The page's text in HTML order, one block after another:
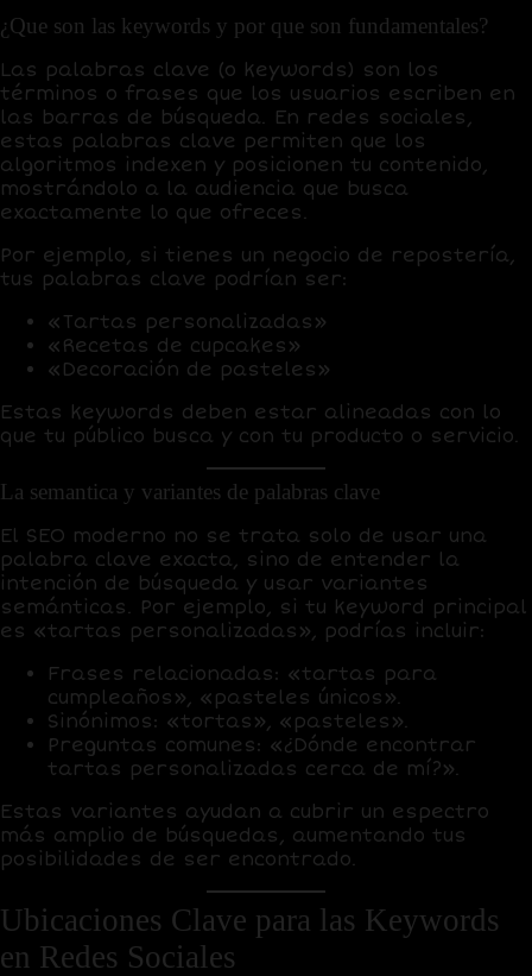
¿Que son las keywords y por que son fundamentales?
Las palabras clave (o keywords) son los
términos o frases que los usuarios escriben en
las barras de búsqueda. En redes sociales,
estas palabras clave permiten que los
algoritmos indexen y posicionen tu contenido,
mostrándolo a la audiencia que busca
exactamente lo que ofreces.
Por ejemplo, si tienes un negocio de repostería,
tus palabras clave podrían ser:
«Tartas personalizadas»
«Recetas de cupcakes»
«Decoración de pasteles»
Estas keywords deben estar alineadas con lo
que tu público busca y con tu producto o servicio.
La semantica y variantes de palabras clave
El SEO moderno no se trata solo de usar una
palabra clave exacta, sino de entender la
intención de búsqueda y usar variantes
semánticas. Por ejemplo, si tu keyword principal
es «tartas personalizadas», podrías incluir:
Frases relacionadas: «tartas para
cumpleaños», «pasteles únicos».
Sinónimos: «tortas», «pasteles».
Preguntas comunes: «¿Dónde encontrar
tartas personalizadas cerca de mí?».
Estas variantes ayudan a cubrir un espectro
más amplio de búsquedas, aumentando tus
posibilidades de ser encontrado.
Ubicaciones Clave para las Keywords
en Redes Sociales